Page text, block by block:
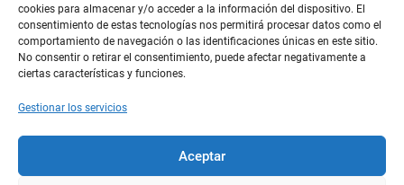
cookies para almacenar y/o acceder a la información del dispositivo. El
consentimiento de estas tecnologías nos permitirá procesar datos como el
comportamiento de navegación o las identificaciones únicas en este sitio.
No consentir o retirar el consentimiento, puede afectar negativamente a
ciertas características y funciones.
Gestionar los servicios
Aceptar
Piscinas Elevadas
Piscinas Grandes
Piscinas Ovaladas